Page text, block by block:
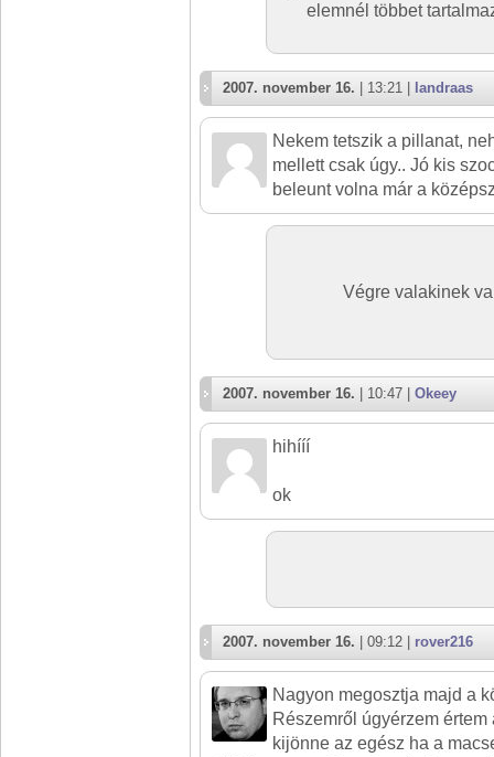
elemnél többet
2007. november 16. | 13:21 | landraas
Nekem tetszik a pillanat,
mellett csak úgy.. Jó kis
beleunt volna már a
Végre valakinek
2007. november 16. | 10:47 | Okeey
hihííí
ok
2007. november 16. | 09:12 | rover216
Nagyon megosztja majd a
Részemről úgyérzem
kijönne az egész ha a